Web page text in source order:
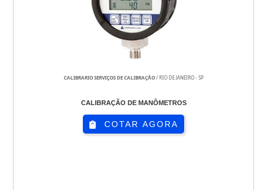
CALIBRARIO SERVIÇOS DE CALIBRAÇÃO/ RIO DE JANEIRO - SP
CALIBRAÇÃO DE MANÔMETROS
COTAR AGORA